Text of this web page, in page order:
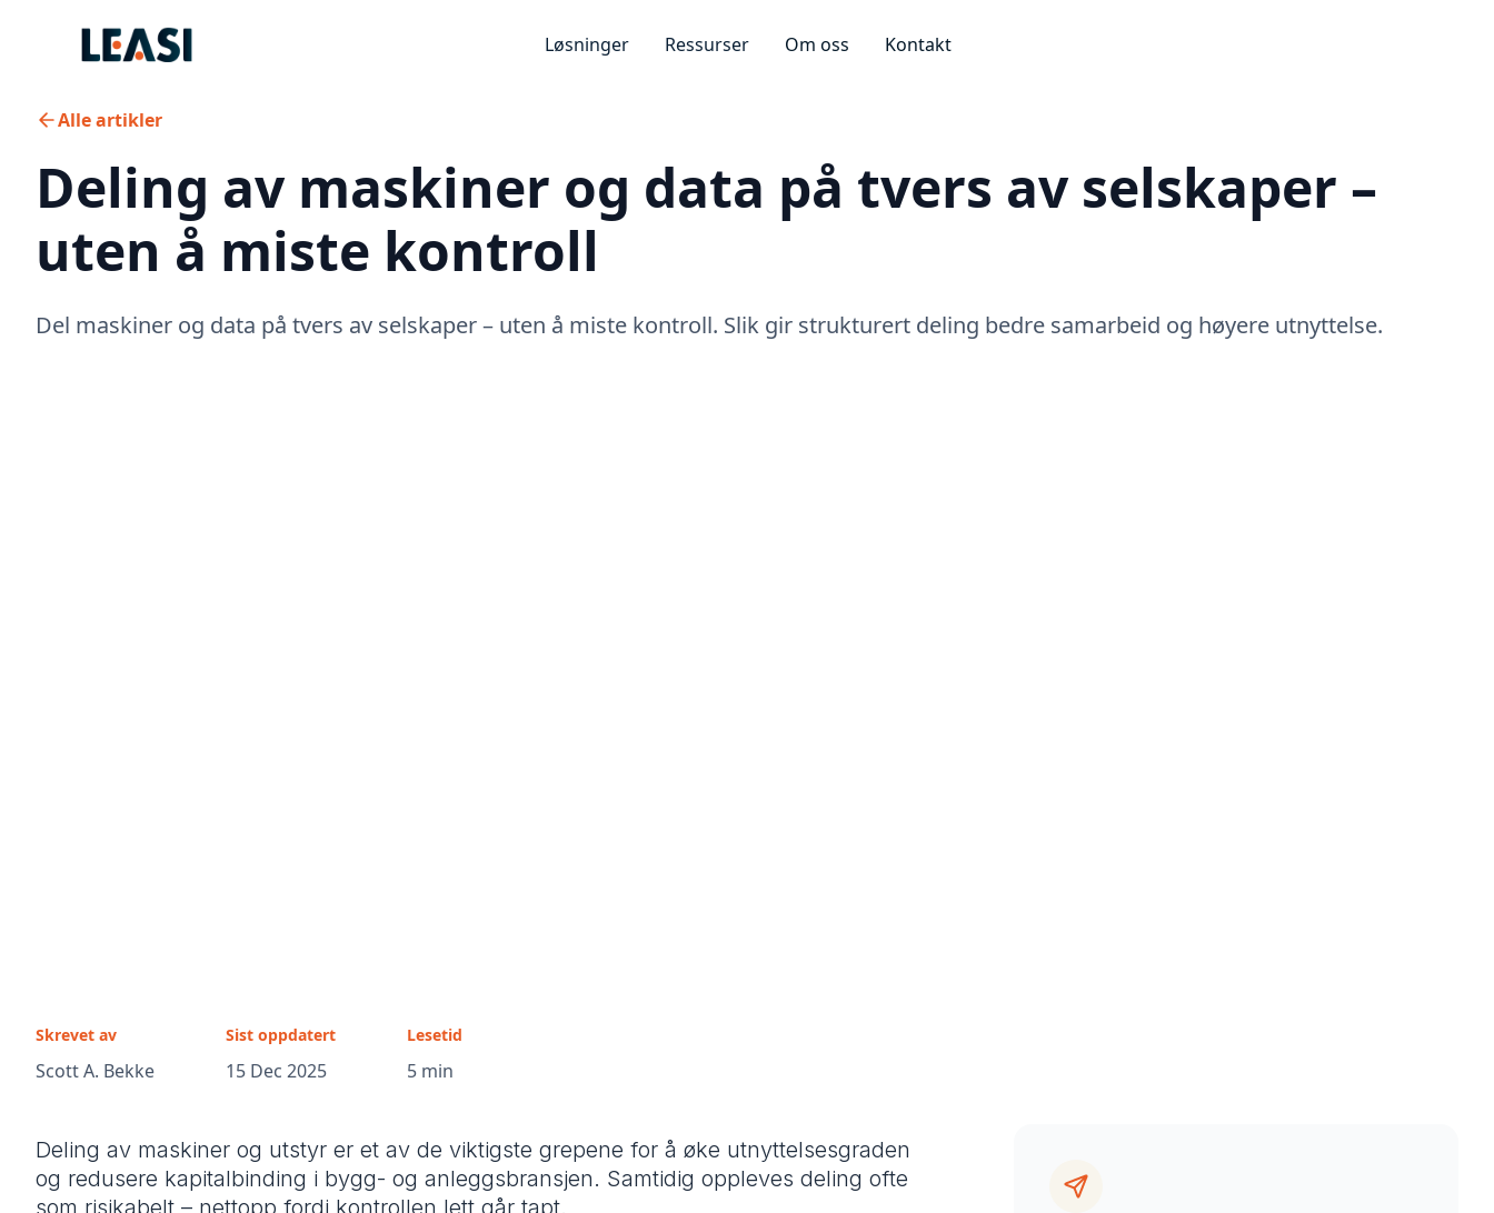
Løsninger Ressurser Om oss Kontakt
Alle artikler
Deling av maskiner og data på tvers av selskaper –
uten å miste kontroll
Del maskiner og data på tvers av selskaper – uten å miste kontroll. Slik gir strukturert deling bedre samarbeid og høyere utnyttelse.
Skrevet av
Scott A. Bekke
Sist oppdatert
15 Dec 2025
Lesetid
5 min
Deling av maskiner og utstyr er et av de viktigste grepene for å øke utnyttelsesgraden
og redusere kapitalbinding i bygg- og anleggsbransjen. Samtidig oppleves deling ofte
som risikabelt – nettopp fordi kontrollen lett går tapt.